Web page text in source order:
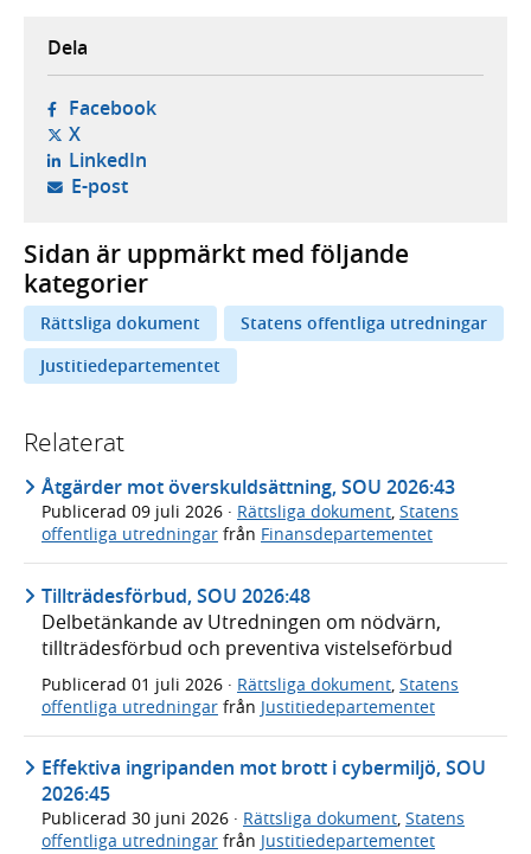
Dela
Facebook- öppnas i ny flik, extern webbplats,
X- öppnas i ny flik, extern webbplats,
LinkedIn- öppnas i ny flik, extern webbplats,
E-post- öppnar din e-postklient,
Sidan är uppmärkt med följande
kategorier
Rättsliga dokument
Statens offentliga utredningar
Justitiedepartementet
Relaterat
Åtgärder mot överskuldsättning, SOU 2026:43
Publicerad 09 juli 2026 · Rättsliga dokument, Statens
offentliga utredningar från Finansdepartementet
Tillträdesförbud, SOU 2026:48
Delbetänkande av Utredningen om nödvärn,
tillträdesförbud och preventiva vistelseförbud
Publicerad 01 juli 2026 · Rättsliga dokument Statens
offentliga utredningar från Justitiedepartementet
Effektiva ingripanden mot brott i cybermiljö, SOU
2026:45
Publicerad 30 juni 2026 · Rättsliga dokument, Statens
offentliga utredningar från Justitiedepartementet